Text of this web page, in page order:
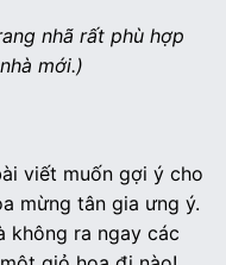
nhã rất phù hợp
mới.)
viết muốn gợi ý cho
mừng tân gia ưng ý.
không ra ngay các